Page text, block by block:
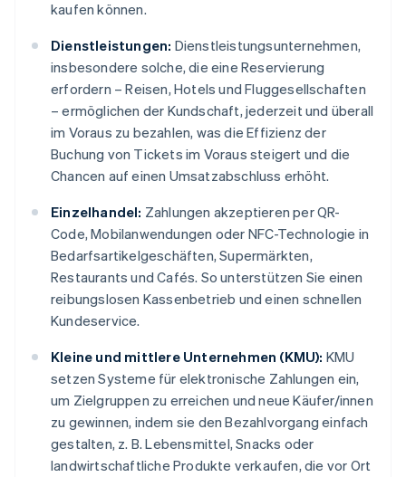
kaufen können.
Dienstleistungen: Dienstleistungsunternehmen,
insbesondere solche, die eine Reservierung
erfordern – Reisen, Hotels und Fluggesellschaften
– ermöglichen der Kundschaft, jederzeit und überall
im Voraus zu bezahlen, was die Effizienz der
Buchung von Tickets im Voraus steigert und die
Chancen auf einen Umsatzabschluss erhöht.
Einzelhandel: Zahlungen akzeptieren per QR-
Code, Mobilanwendungen oder NFC-Technologie in
Bedarfsartikelgeschäften, Supermärkten,
Restaurants und Cafés. So unterstützen Sie einen
reibungslosen Kassenbetrieb und einen schnellen
Kundeservice.
Kleine und mittlere Unternehmen (KMU): KMU
setzen Systeme für elektronische Zahlungen ein,
um Zielgruppen zu erreichen und neue Käufer/innen
zu gewinnen, indem sie den Bezahlvorgang einfach
gestalten, z. B. Lebensmittel, Snacks oder
landwirtschaftliche Produkte verkaufen, die vor Ort